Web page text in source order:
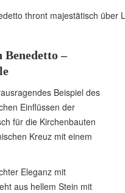
thront majestätisch über
Benedetto –
Beispiel des
Einflüssen der
für die Kirchenbauten
Kreuz mit einem
Eleganz mit
aus hellem Stein mit